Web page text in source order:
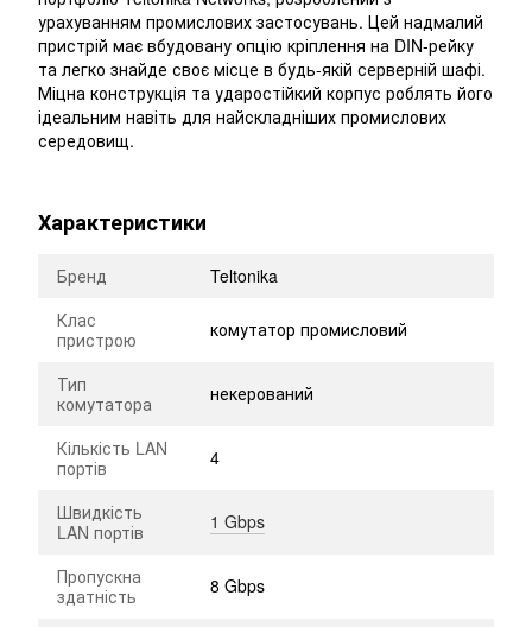
урахуванням промислових застосувань. Цей надмалий
пристрій має вбудовану опцію кріплення на DIN-рейку
та легко знайде своє місце в будь-якій серверній шафі.
Міцна конструкція та ударостійкий корпус роблять його
ідеальним навіть для найскладніших промислових
середовищ.
Характеристики
Бренд
Teltonika
Клас
пристрою
комутатор промисловий
Тип
комутатора
некерований
Кількість LAN
портів
4
Швидкість
LAN портів
1 Gbps
Пропускна
здатність
8 Gbps